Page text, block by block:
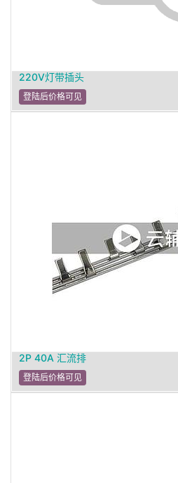
220V灯带插头
登陆后价格可见
2P 40A 汇流排
登陆后价格可见